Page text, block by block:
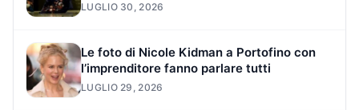
LUGLIO 30, 2026
Le foto di Nicole Kidman a Portofino con
l’imprenditore fanno parlare tutti
LUGLIO 29, 2026